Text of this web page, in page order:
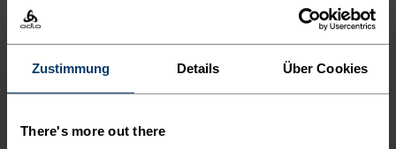
Zustimmung Details Über Cookies
There's more out there
AKTIVITÄTSNIVEAU
NIEDRIG MODERAT HOCH
AKTIVITÄTSART